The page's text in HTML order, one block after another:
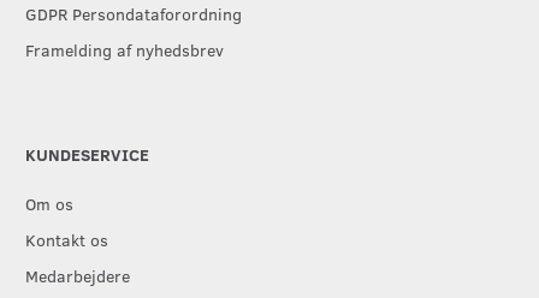
GDPR Persondataforordning
Framelding af nyhedsbrev
KUNDESERVICE
Om os
Kontakt os
Medarbejdere